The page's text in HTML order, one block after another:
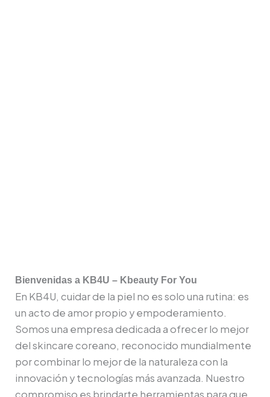
Bienvenidas a KB4U – Kbeauty For You
En KB4U, cuidar de la piel no es solo una rutina: es
un acto de amor propio y empoderamiento.
Somos una empresa dedicada a ofrecer lo mejor
del skincare coreano, reconocido mundialmente
por combinar lo mejor de la naturaleza con la
innovación y tecnologías más avanzada. Nuestro
compromiso es brindarte herramientas para que